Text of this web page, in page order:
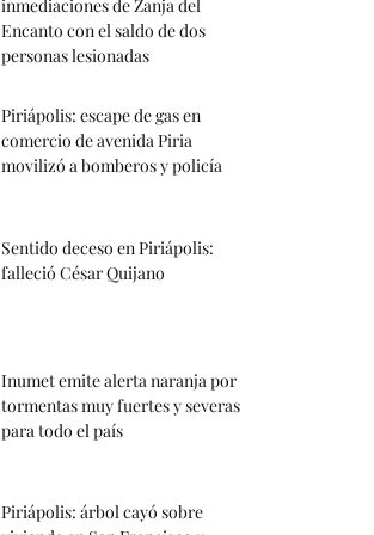
inmediaciones de Zanja del
Encanto con el saldo de dos
personas lesionadas
Piriápolis: escape de gas en
comercio de avenida Piria
movilizó a bomberos y policía
Sentido deceso en Piriápolis:
falleció César Quijano
Inumet emite alerta naranja por
tormentas muy fuertes y severas
para todo el país
Piriápolis: árbol cayó sobre